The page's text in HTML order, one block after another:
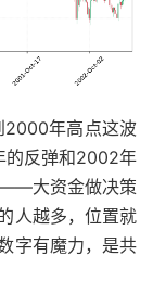
2000年高点这波
的反弹和2002年
——大资金做决策
人越多，位置就
字有魔力，是共